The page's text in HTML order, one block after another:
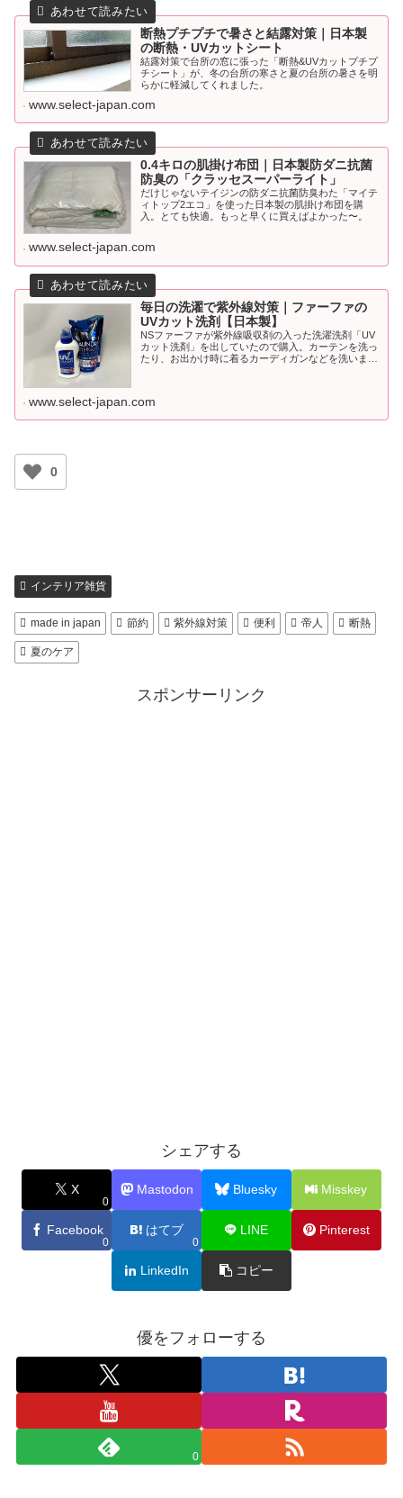
断熱プチプチで暑さと結露対策｜日本製
の断熱・UVカットシート
結露対策で台所の窓に張った「断熱&UVカットプチプ
チシート」が、冬の台所の寒さと夏の台所の暑さを明
らかに軽減してくれました。
www.select-japan.com
0.4キロの肌掛け布団｜日本製防ダニ抗菌
防臭の「クラッセスーパーライト」
だけじゃないテイジンの防ダニ抗菌防臭わた「マイテ
ィトップ2エコ」を使った日本製の肌掛け布団を購
入。とても快適。もっと早くに買えばよかった〜。
www.select-japan.com
毎日の洗濯で紫外線対策｜ファーファの
UVカット洗剤【日本製】
NSファーファが紫外線吸収剤の入った洗濯洗剤「UV
カット洗剤」を出していたので購入。カーテンを洗っ
たり、お出かけ時に着るカーディガンなどを洗いまし
www.select-japan.com
0
インテリア雑貨
made in japan 節約 紫外線対策 便利 帝人 断熱
夏のケア
スポンサーリンク
シェアする
X
0
Mastodon Bluesky Misskey
Facebook
0
はてブ
0
LINE Pinterest
LinkedIn コピー
優をフォローする
0